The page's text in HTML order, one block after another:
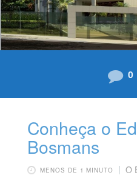
0
Conheça o
Bosmans
MENOS DE 1 MINUTO
O